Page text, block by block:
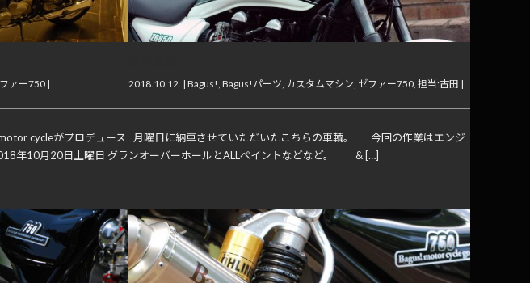
ァー750|
cycleがプロデュース
年10月20日土曜日 グラ
2018.10.12. |Bagus! ,Bagus!パーツ カスタムマシン ゼファー750 ,担当:古田 |
月曜日に納車させていただいたこちらの車輌。 今回の作業はエンジ
ンオーバーホールとALLペイントなどなど。 & […]